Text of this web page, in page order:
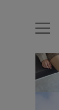
ナイト